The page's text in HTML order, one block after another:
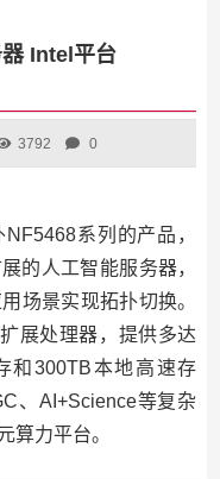
Intel平台
3792 0
系列的产品，
的人工智能服务器，
场景实现拓扑切换。
展处理器，提供多达
和300TB本地高速存
、AI+Science等复杂
算力平台。